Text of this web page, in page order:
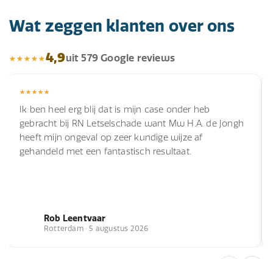
Wat zeggen klanten over ons
4,9uit 579 Google reviews
Ik ben heel erg blij dat is mijn case onder heb
gebracht bij RN Letselschade want Mw H.A. de Jongh
heeft mijn ongeval op zeer kundige wijze af
gehandeld met een fantastisch resultaat.
Rob Leentvaar
Rotterdam · 5 augustus 2026